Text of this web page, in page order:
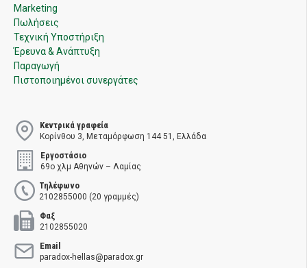
Marketing
Πωλήσεις
Τεχνική Υποστήριξη
Έρευνα & Ανάπτυξη
Παραγωγή
Πιστοποιημένοι συνεργάτες
Κεντρικά γραφεία
Κορίνθου 3, Μεταμόρφωση 144 51, Ελλάδα
Εργοστάσιο
69ο χλμ Αθηνών – Λαμίας
Τηλέφωνο
2102855000 (20 γραμμές)
Φαξ
2102855020
Email
paradox-hellas@paradox.gr